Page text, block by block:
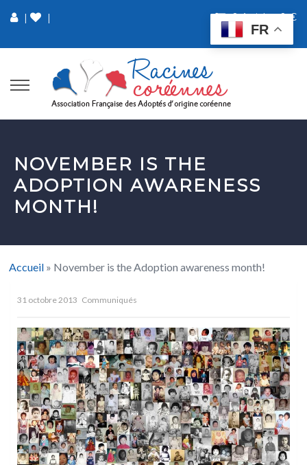
| 0 Article 0 €
|
NOVEMBER IS THE
ADOPTION AWARENESS
MONTH!
Accueil » November is the Adoption awareness month!
31 octobre 2013 Communiqués
FR